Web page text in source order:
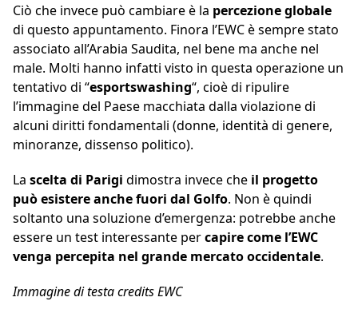
Ciò che invece può cambiare è la percezione globale
di questo appuntamento. Finora l’EWC è sempre stato
associato all’Arabia Saudita, nel bene ma anche nel
male. Molti hanno infatti visto in questa operazione un
tentativo di “esportswashing“, cioè di ripulire
l’immagine del Paese macchiata dalla violazione di
alcuni diritti fondamentali (donne, identità di genere,
minoranze, dissenso politico).
La scelta di Parigi dimostra invece che il progetto
può esistere anche fuori dal Golfo. Non è quindi
soltanto una soluzione d’emergenza: potrebbe anche
essere un test interessante percapire come l’EWC
venga percepita nel grande mercato occidentale.
Immagine di testa credits EWC